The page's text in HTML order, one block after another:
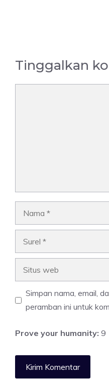
Tinggalkan
Simpan nama, email,
peramban ini untuk
Prove your humanity: